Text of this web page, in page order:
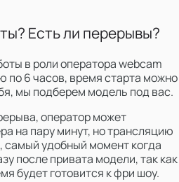
Есть ли перерывы?
в роли оператора webcam
по 6 часов, время старта можно
мы подберем модель под вас.
оператор может
на пару минут, но трансляцию
самый удобный момент когда
после привата модели, так как
будет готовится к фри шоу.